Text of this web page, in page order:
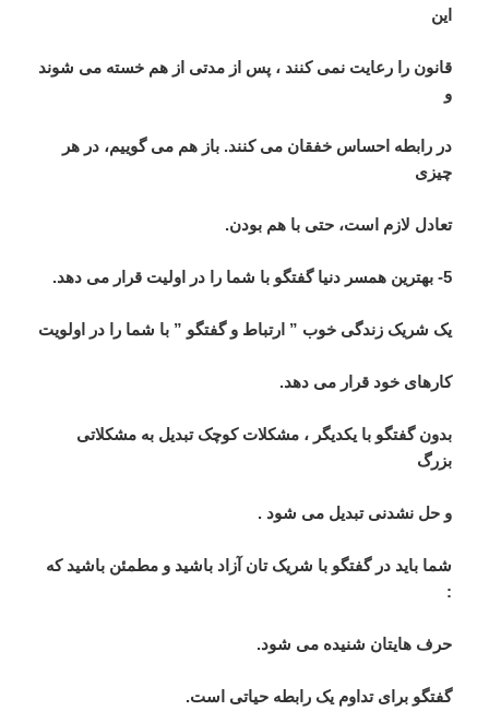
این
قانون را رعایت نمی کنند ، پس از مدتی از هم خسته می شوند
و
در رابطه احساس خفقان می کنند. باز هم می گوییم، در هر
چیزی
تعادل لازم است، حتی با هم بودن.
5- بهترین همسر دنیا گفتگو با شما را در اولیت قرار می دهد.
یک شریک زندگی خوب ” ارتباط و گفتگو ” با شما را در اولویت
کارهای خود قرار می دهد.
بدون گفتگو با یکدیگر ، مشکلات کوچک تبدیل به مشکلاتی
بزرگ
و حل نشدنی تبدیل می شود .
شما باید در گفتگو با شریک تان آزاد باشید و مطمئن باشید که
:
حرف هایتان شنیده می شود.
گفتگو برای تداوم یک رابطه حیاتی است.